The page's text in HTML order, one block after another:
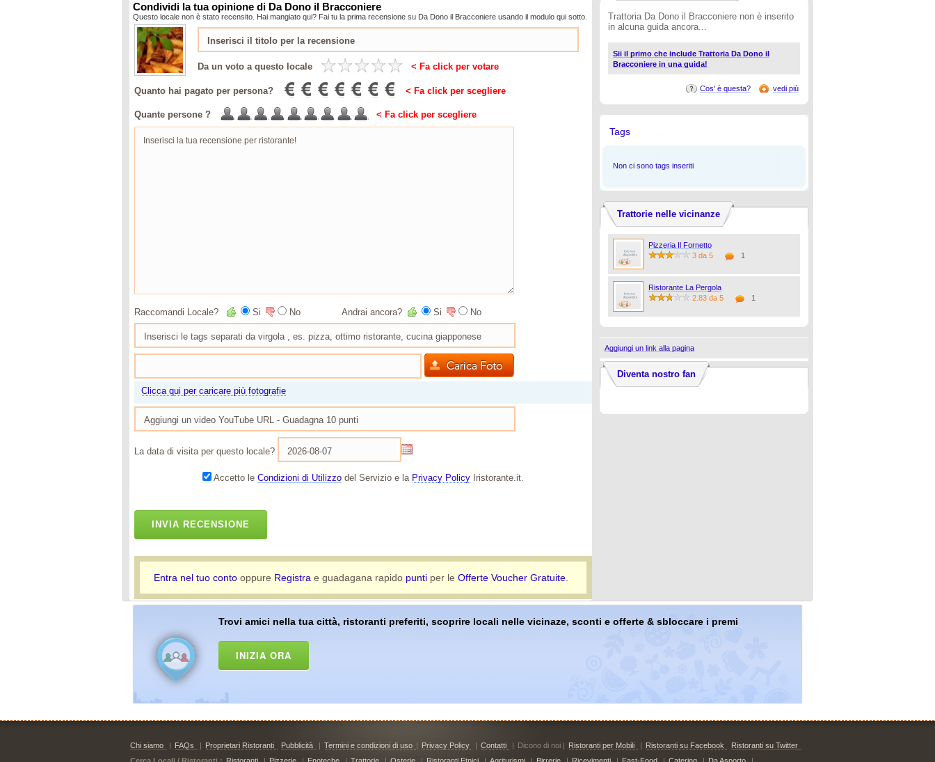
Condividi la tua opinione di Da Dono il Bracconiere
Questo locale non è stato recensito. Hai mangiato qui? Fai tu la prima recensione su Da Dono il Bracconiere usando il modulo qui sotto.
Da un voto a questo locale < Fa click per votare
Quanto hai pagato per persona? < Fa click per scegliere
Quante persone ? < Fa click per scegliere
Raccomandi Locale? Si No Andrai ancora? Si No
Clicca qui per caricare più fotografie
La data di visita per questo locale?
Accetto le Condizioni di Utilizzodel Servizio e la Privacy PolicyIristorante.it.
INVIA RECENSIONE
Entra nel tuo contooppure Registra e guadagana rapido puntiper le Offerte Voucher Gratuite.
Trattoria Da Dono il Bracconiere non è inserito
in alcuna guida ancora...
Sii il primo che include Trattoria Da Dono il
Bracconiere in una guida!
Cos' è questa? vedi più
Tags
Non ci sono tags inseriti
Trattorie nelle vicinanze
Pizzeria Il Fornetto
3 da 5
1
Ristorante La Pergola
2.83 da 5
1
Aggiungi un link alla pagina
Diventa nostro fan
Trovi amici nella tua città, ristoranti preferiti, scoprire locali nelle vicinaze, sconti e offerte & sbloccare i premi
INIZIA ORA
Chi siamo | FAQs | Proprietari Ristoranti Pubblicità | Termini e condizioni di uso | Privacy Policy | Contatti | Dicono di noi | Ristoranti per Mobili | Ristoranti su Facebook
Ristoranti su Twitter